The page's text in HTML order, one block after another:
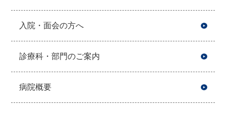
入院・面会の方へ
診療科・部門のご案内
病院概要